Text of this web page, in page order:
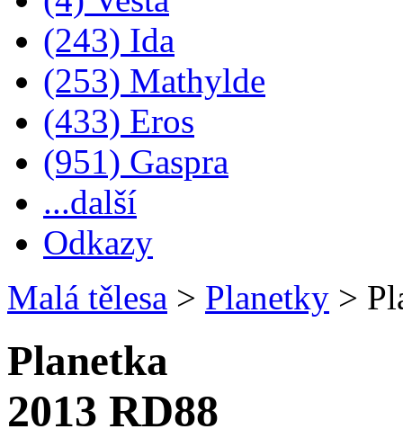
(243) Ida
(253) Mathylde
(433) Eros
(951) Gaspra
...další
Odkazy
Malá tělesa > Planetky >
Planetka
2013 RD88